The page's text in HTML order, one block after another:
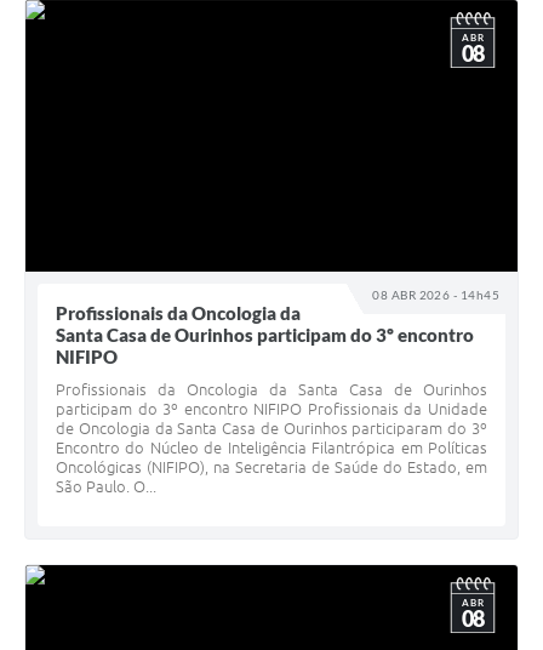
08 ABR 2026 - 14h45
ABR
08
Profissionais da Oncologia da
Santa Casa de Ourinhos participam do 3º encontro
NIFIPO
Profissionais da Oncologia da Santa Casa de Ourinhos
participam do 3º encontro NIFIPO Profissionais da Unidade
de Oncologia da Santa Casa de Ourinhos participaram do 3º
Encontro do Núcleo de Inteligência Filantrópica em Políticas
Oncológicas (NIFIPO), na Secretaria de Saúde do Estado, em
São Paulo. O...
ABR
08